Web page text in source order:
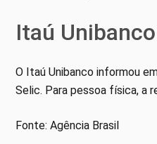
Itaú Unibanco
O Itaú Unibanco informou
Selic. Para pessoa física, a
Fonte: Agência Brasil